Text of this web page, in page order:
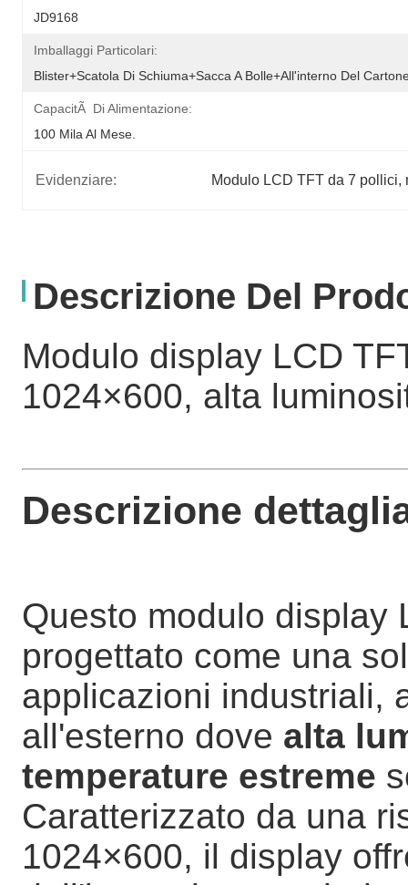
JD9168
Imballaggi Particolari:
Blister+scatola Di Schiuma+sacca A Bolle+all'interno Del
CapacitÃ Di Alimentazione:
100 Mila Al Mese.
Evidenziare: Modulo LCD TFT da 7 pollici,
Descrizione Del
Modulo display LCD
1024×600, alta
Descrizione
Questo modulo display
progettato come una
applicazioni industriali,
all'esterno dove alta
temperature estreme
Caratterizzato da una
1024×600, il display